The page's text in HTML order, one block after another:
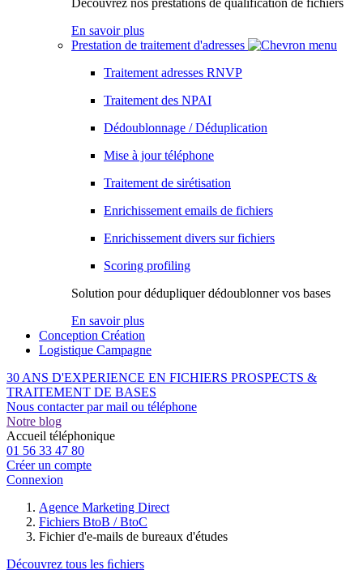
Découvrez nos prestations de qualification de fichiers
En savoir plus
Prestation de traitement d'adresses
Traitement adresses RNVP
Traitement des NPAI
Dédoublonnage / Déduplication
Mise à jour téléphone
Traitement de sirétisation
Enrichissement emails de fichiers
Enrichissement divers sur fichiers
Scoring profiling
Solution pour dédupliquer dédoublonner vos bases
En savoir plus
Conception Création
Logistique Campagne
30 ANS D'EXPERIENCE EN FICHIERS PROSPECTS &
TRAITEMENT DE BASES
Nous contacter par mail ou téléphone
Notre blog
Accueil téléphonique
01 56 33 47 80
Créer un compte
Connexion
Agence Marketing Direct
Fichiers BtoB / BtoC
Fichier d'e-mails de bureaux d'études
Découvrez tous les ﬁchiers